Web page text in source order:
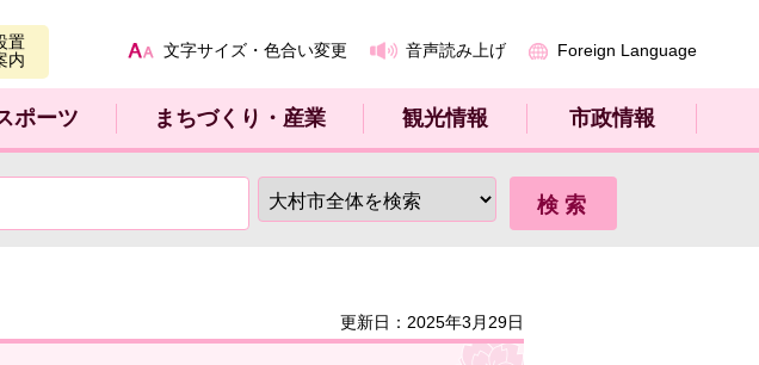
置
内
文字サイズ・色合い変更 音声読み上げ Foreign Language
ポーツ まちづくり・産業 観光情報 市政情報
更新日：2025年3月29日